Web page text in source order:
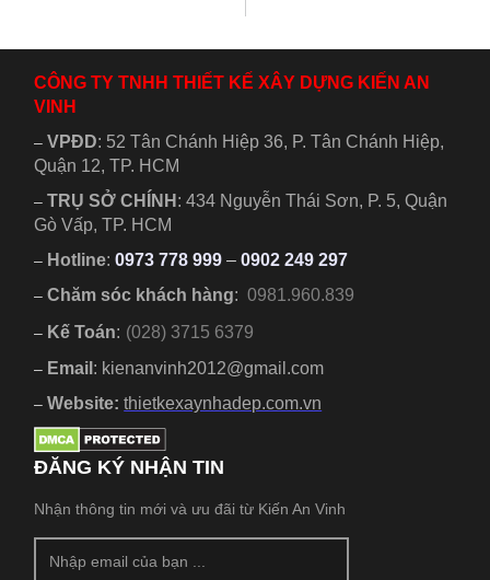
CÔNG TY TNHH THIẾT KẾ XÂY DỰNG KIẾN AN
VINH
–VPĐD: 52 Tân Chánh Hiệp 36, P. Tân Chánh Hiệp,
Quận 12, TP. HCM
– TRỤ SỞ CHÍNH :434 Nguyễn Thái Sơn, P. 5, Quận
Gò Vấp, TP. HCM
– Hotline: 0973 778 999 –0902 249 297
– Chăm sóc khách hàng: 0981.960.839
– Kế Toán: (028) 3715 6379
– Email : kienanvinh2012@gmail.com
– Website:thietkexaynhadep.com.vn
ĐĂNG KÝ NHẬN TIN
Nhận thông tin mới và ưu đãi từ Kiến An Vinh